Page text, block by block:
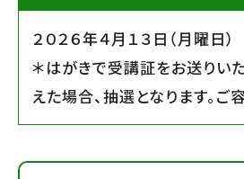
２０２６年４月１３日（月曜日）
＊はがきで受講証をお送りい
えた場合、抽選となります。ご